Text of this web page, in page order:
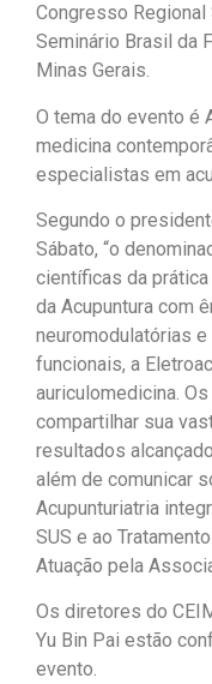
Congresso Regional
Seminário Brasil da
Minas Gerais.
O tema do evento é
medicina
especialistas em
Segundo o
Sábato, “o
científicas da
da Acupuntura com
neuromodulatórias
funcionais, a
auriculomedicina.
compartilhar sua
resultados
além de comunicar
Acupunturiatria
SUS e ao
Atuação pela
Os diretores do
Yu Bin Pai estão
evento.